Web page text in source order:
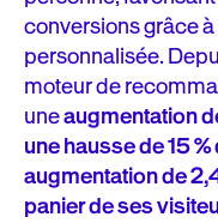
conversions grâce
personnalisée.
moteur de
uneaugmentation
une hausse de 15
augmentation de
panier de ses